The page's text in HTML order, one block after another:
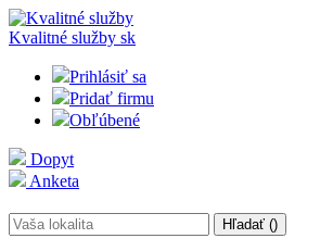
Kvalitné služby sk
Prihlásiť sa
Pridať firmu
Obľúbené
Dopyt
Anketa
Hľadať ()